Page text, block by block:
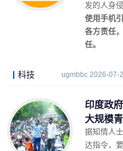
发的人身
使用手机
各方责任
任。
科技 ugmbbc 2026-07-
印度政
大规模
据知情人
达指令，